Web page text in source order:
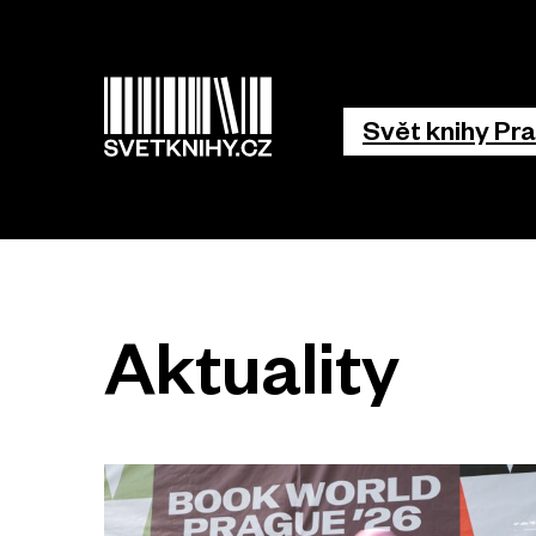
Hlavní
Svět knihy
Aktuality